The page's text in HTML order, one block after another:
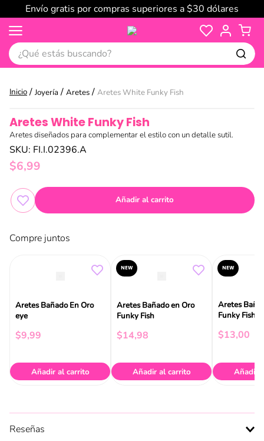
Envío gratis por compras superiores a $30 dólares
¿Qué estás buscando?
Joyería Aretes Aretes White Funky Fish
Aretes White Funky Fish
Aretes diseñados para complementar el estilo con un detalle sutil.
SKU: FI.I.02396.A
$6,99
Añadir al carrito
Compre juntos
Aretes Bañado En Oro
eye
$9,99
Añadir al carrito
NEW
Aretes Bañado en Oro
Funky Fish
$14,98
Añadir al carrito
NEW
Aretes
Funky Fish
$13,00
Añadir
Reseñas